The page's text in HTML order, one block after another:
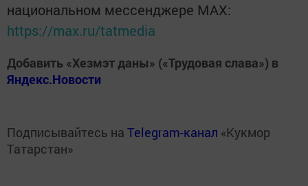
национальном мессенджере MАХ:
https://max.ru/tatmedia
Добавить «Хезмэт даны» («Трудовая слава») в
Яндекс.Новости
Подписывайтесь на Telegram-канал «Кукмор
Татарстан»